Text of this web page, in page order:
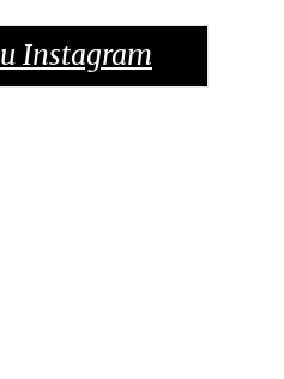
Instagram